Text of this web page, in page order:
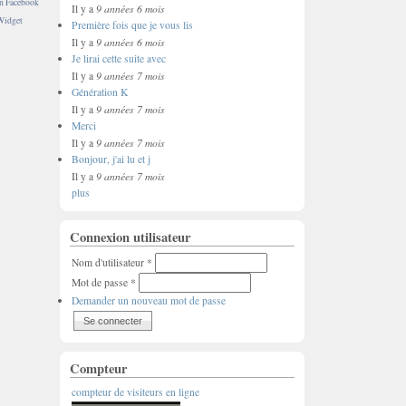
Il y a 9 années 6 mois
Première fois que je vous lis
Il y a 9 années 6 mois
Je lirai cette suite avec
Il y a 9 années 7 mois
Génération K
Il y a 9 années 7 mois
Merci
Il y a 9 années 7 mois
Bonjour, j'ai lu et j
Il y a 9 années 7 mois
plus
Connexion utilisateur
Nom d'utilisateur *
Mot de passe *
Demander un nouveau mot de passe
Compteur
compteur de visiteurs en ligne